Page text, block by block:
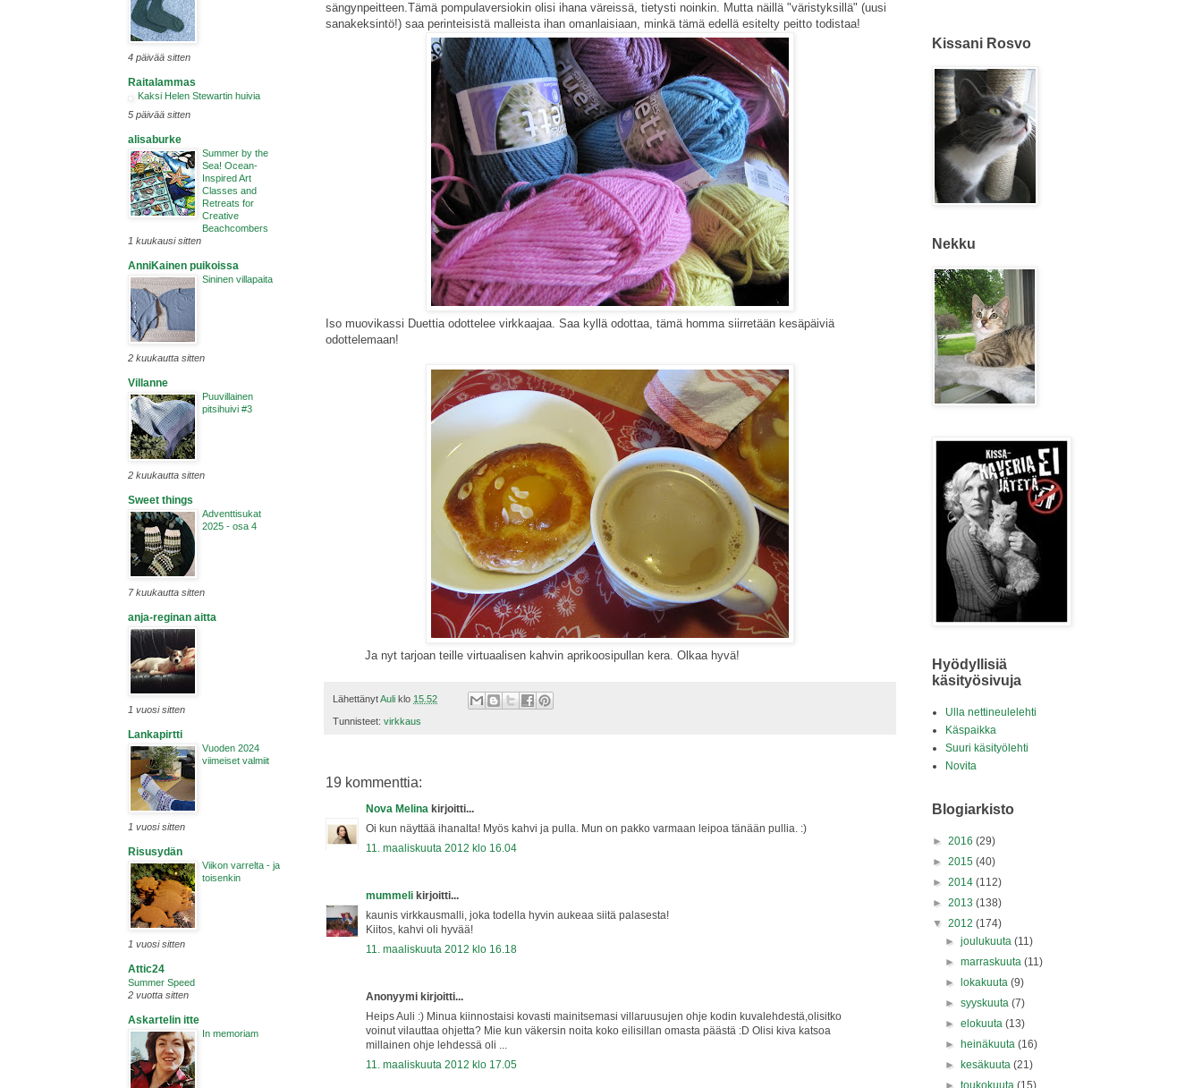
sängynpeitteen.Tämä pompulaversiokin olisi ihana väreissä, tietysti noinkin. Mutta näillä "väristyksillä" (uusi
sanakeksintö!) saa perinteisistä malleista ihan omanlaisiaan, minkä tämä edellä esitelty peitto todistaa!
Iso muovikassi Duettia odottelee virkkaajaa. Saa kyllä odottaa, tämä homma siirretään kesäpäiviä
odottelemaan!
Ja nyt tarjoan teille virtuaalisen kahvin aprikoosipullan kera. Olkaa hyvä!
LähettänytAuli klo 15.52
Tunnisteet: virkkaus
19 kommenttia:
Nova Melina kirjoitti...
Oi kun näyttää ihanalta! Myös kahvi ja pulla. Mun on pakko varmaan leipoa tänään pullia. :)
11. maaliskuuta 2012 klo 16.04
mummeli kirjoitti...
kaunis virkkausmalli, joka todella hyvin aukeaa siitä palasesta!
Kiitos, kahvi oli hyvää!
11. maaliskuuta 2012 klo 16.18
Anonyymi kirjoitti...
Heips Auli :) Minua kiinnostaisi kovasti mainitsemasi villaruusujen ohje kodin kuvalehdestä,olisitko
voinut vilauttaa ohjetta? Mie kun väkersin noita koko eilisillan omasta päästä :D Olisi kiva katsoa
millainen ohje lehdessä oli ...
11. maaliskuuta 2012 klo 17.05
4 päivää sitten
Raitalammas
Kaksi Helen Stewartin huivia
5 päivää sitten
alisaburke
Summer by the
Sea! Ocean-
Inspired Art
Classes and
Retreats for
Creative
Beachcombers
1 kuukausi sitten
AnniKainen puikoissa
Sininen villapaita
2 kuukautta sitten
Villanne
Puuvillainen
pitsihuivi #3
2 kuukautta sitten
Sweet things
Adventtisukat
2025 - osa 4
7 kuukautta sitten
anja-reginan aitta
1 vuosi sitten
Lankapirtti
Vuoden 2024
viimeiset valmiit
1 vuosi sitten
Risusydän
Viikon varrelta - ja
toisenkin
1 vuosi sitten
Attic24
Summer Speed
2 vuotta sitten
Askartelin itte
In memoriam
Kissani Rosvo
Nekku
Hyödyllisiä
käsityösivuja
Ulla nettineulelehti
Käspaikka
Suuri käsityölehti
Novita
Blogiarkisto
► 2016 (29)
► 2015 (40)
► 2014 (112)
► 2013 (138)
▼ 2012 (174)
►joulukuuta(11)
►marraskuuta(11)
►lokakuuta(9)
►syyskuuta(7)
►elokuuta(13)
►heinäkuuta(16)
►kesäkuuta(21)
►toukokuuta(15)